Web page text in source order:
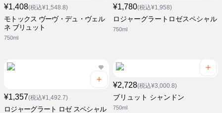
¥1,408(税込¥1,548.8)
モトックス ヴーヴ・デュ・ヴェル
ネ ブリュット
750ml
¥1,780(税込¥1,958)
ロジャーグラートロゼスペシャル
750ml
¥1,357(税込¥1,492.7)
ロジャーグラート ロゼ スペシャル
¥2,728(税込¥3,000.8)
ブリュット シャンドン
750ml